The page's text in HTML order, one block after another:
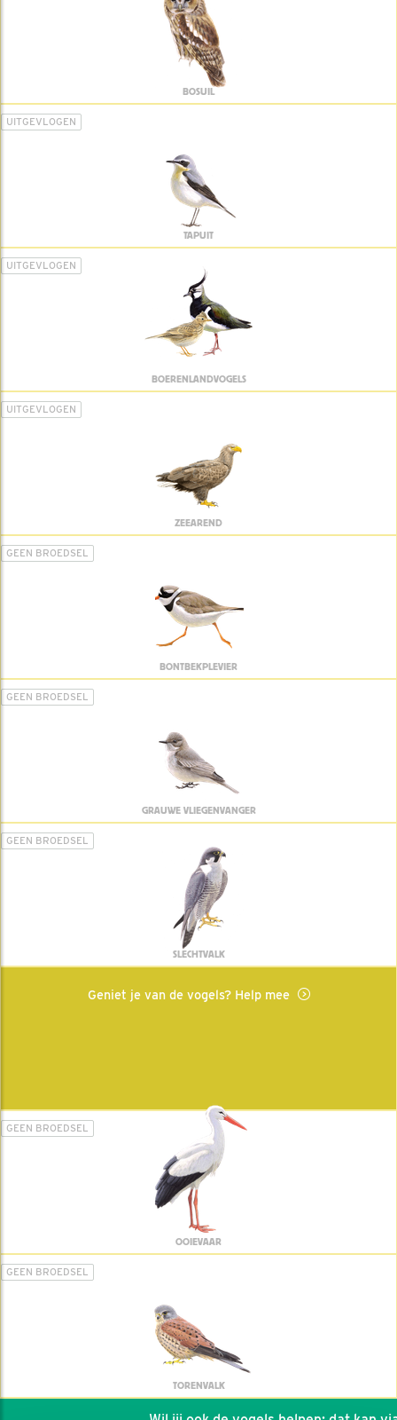
BOSUIL
UITGEVLOGEN
TAPUIT
UITGEVLOGEN
BOERENLANDVOGELS
UITGEVLOGEN
ZEEAREND
GEEN BROEDSEL
BONTBEKPLEVIER
GEEN BROEDSEL
GRAUWE VLIEGENVANGER
GEEN BROEDSEL
SLECHTVALK
Geniet je van de vogels? Help mee
GEEN BROEDSEL
OOIEVAAR
GEEN BROEDSEL
TORENVALK